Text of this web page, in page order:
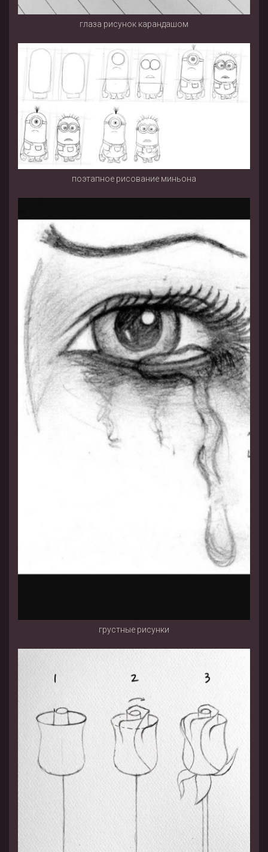
глаза рисунок карандашом
поэтапное рисование миньона
грустные рисунки